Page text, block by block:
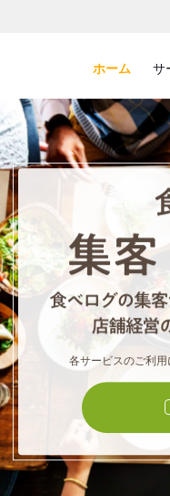
ホーム サ
各サービスのご利用